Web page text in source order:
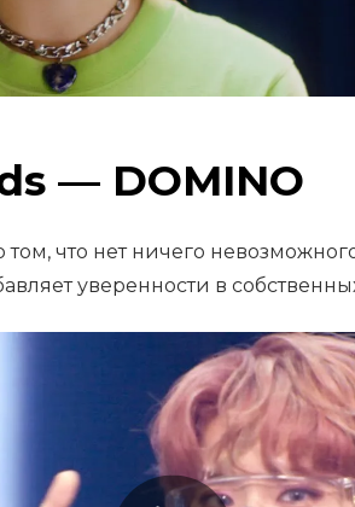
— DOMINO
что нет ничего
уверенности в